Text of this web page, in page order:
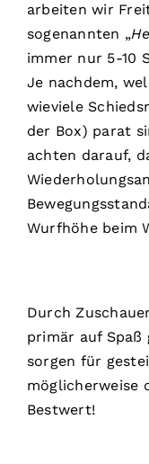
arbeiten wir
sogenannten „
immer nur 5-10
Je nachdem,
wieviele
der Box) parat
achten darauf,
Wurfhöhe beim
Durch
primär auf
sorgen für
möglicherweise
Bestwert!